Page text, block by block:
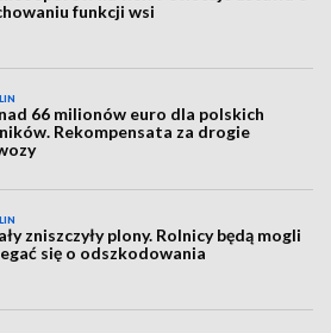
funkcji wsi
66 milionów euro dla polskich
Rekompensata za drogie
zniszczyły plony. Rolnicy będą mogli
się o odszkodowania